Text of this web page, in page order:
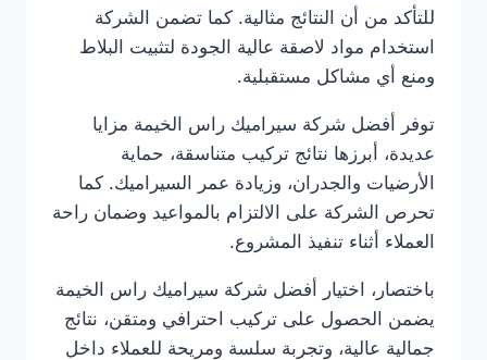
للتأكد من أن النتائج مثالية. كما تضمن الشركة
استخدام مواد لاصقة عالية الجودة لتثبيت البلاط
ومنع أي مشاكل مستقبلية.
توفر أفضل شركة سيراميك راس الخيمة مزايا
عديدة، أبرزها نتائج تركيب متناسقة، حماية
الأرضيات والجدران، وزيادة عمر السيراميك. كما
تحرص الشركة على الالتزام بالمواعيد وضمان راحة
العملاء أثناء تنفيذ المشروع.
باختصار، اختيار أفضل شركة سيراميك راس الخيمة
يضمن الحصول على تركيب احترافي ومتقن، نتائج
جمالية عالية، وتجربة سلسة ومريحة للعملاء داخل